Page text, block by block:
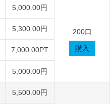
5,000.00円
200口
購入
5,300.00円
7,000.00PT
5,000.00円
5,500.00円